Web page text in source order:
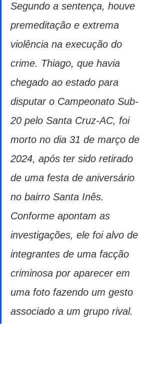
Segundo a sentença, houve
premeditação e extrema
violência na execução do
crime. Thiago, que havia
chegado ao estado para
disputar o Campeonato Sub-
20 pelo Santa Cruz-AC, foi
morto no dia 31 de março de
2024, após ter sido retirado
de uma festa de aniversário
no bairro Santa Inês.
Conforme apontam as
investigações, ele foi alvo de
integrantes de uma facção
criminosa por aparecer em
uma foto fazendo um gesto
associado a um grupo rival.